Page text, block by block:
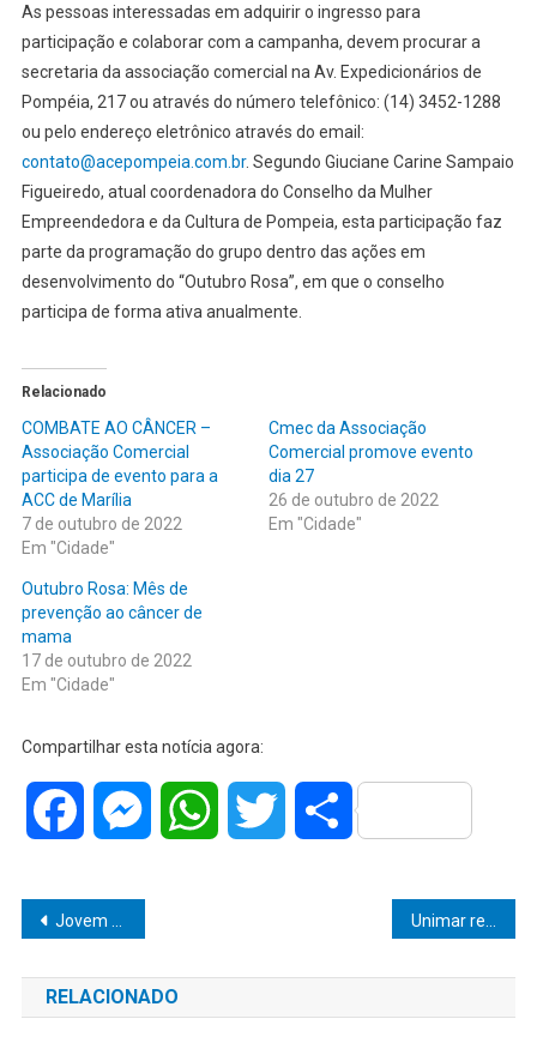
As pessoas interessadas em adquirir o ingresso para
participação e colaborar com a campanha, devem procurar a
secretaria da associação comercial na Av. Expedicionários de
Pompéia, 217 ou através do número telefônico: (14) 3452-1288
ou pelo endereço eletrônico através do email:
contato@acepompeia.com.br. Segundo Giuciane Carine Sampaio
Figueiredo, atual coordenadora do Conselho da Mulher
Empreendedora e da Cultura de Pompeia, esta participação faz
parte da programação do grupo dentro das ações em
desenvolvimento do “Outubro Rosa”, em que o conselho
participa de forma ativa anualmente.
Relacionado
COMBATE AO CÂNCER –
Associação Comercial
participa de evento para a
ACC de Marília
7 de outubro de 2022
Em "Cidade"
Cmec da Associação
Comercial promove evento
dia 27
26 de outubro de 2022
Em "Cidade"
Outubro Rosa: Mês de
prevenção ao câncer de
mama
17 de outubro de 2022
Em "Cidade"
Compartilhar esta notícia agora:
Facebook MessengerWhatsAppTwitter Share
Navegação
de
Post
Jovem de 27 anos é preso por corrupção de menores
RELACIONADO